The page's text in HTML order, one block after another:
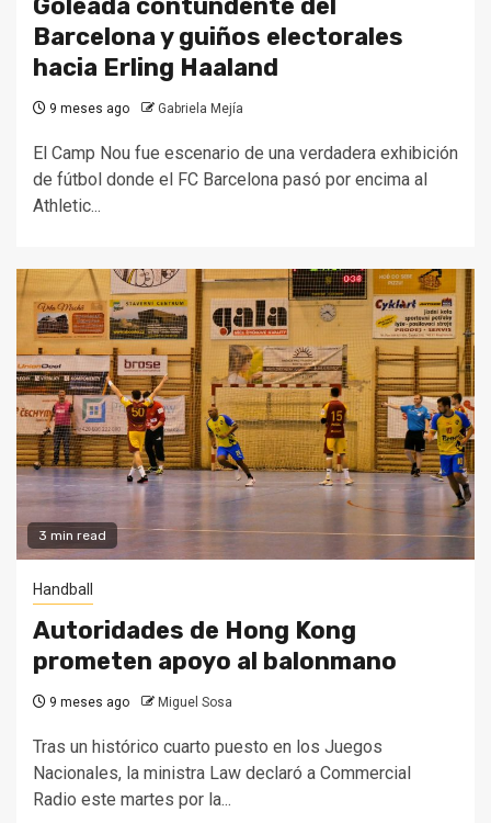
Goleada contundente del
Barcelona y guiños electorales
hacia Erling Haaland
9 meses ago Gabriela Mejía
El Camp Nou fue escenario de una verdadera exhibición
de fútbol donde el FC Barcelona pasó por encima al
Athletic...
3 min read
Handball
Autoridades de Hong Kong
prometen apoyo al balonmano
9 meses ago Miguel Sosa
Tras un histórico cuarto puesto en los Juegos
Nacionales, la ministra Law declaró a Commercial
Radio este martes por la...